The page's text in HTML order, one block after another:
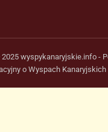
wyspykanaryjskie.info -
o Wyspach Kanaryjskich